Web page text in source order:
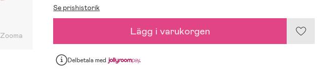
Zooma
Se prishistorik
Lägg i varukorgen
Delbetalamed